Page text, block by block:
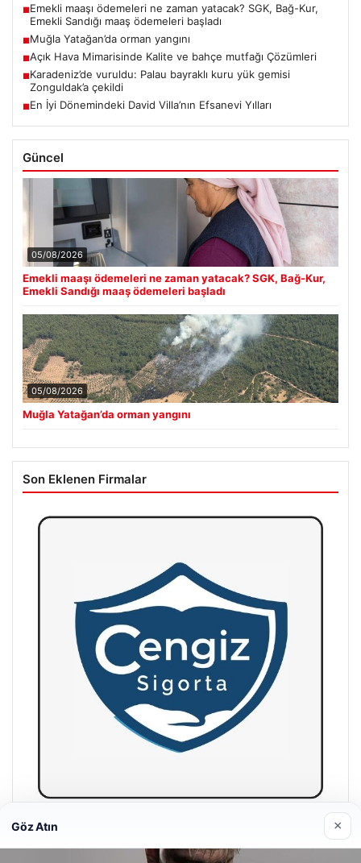
■Emekli maaşı ödemeleri ne zaman yatacak? SGK, Bağ-Kur,
Emekli Sandığı maaş ödemeleri başladı
■Muğla Yatağan’da orman yangını
■Açık Hava Mimarisinde Kalite ve bahçe mutfağı Çözümleri
■Karadeniz’de vuruldu: Palau bayraklı kuru yük gemisi
Zonguldak’a çekildi
■En İyi Dönemindeki David Villa’nın Efsanevi Yılları
Güncel
05/08/2026
Emekli maaşı ödemeleri ne zaman yatacak? SGK, Bağ-Kur,
Emekli Sandığı maaş ödemeleri başladı
05/08/2026
Muğla Yatağan’da orman yangını
Son Eklenen Firmalar
Hastaş Beton
26/05/2026
Göz Atın ×